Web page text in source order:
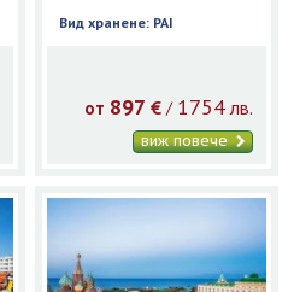
Вид хранене: PAI
от 897 € / 1754 лв.
виж повече